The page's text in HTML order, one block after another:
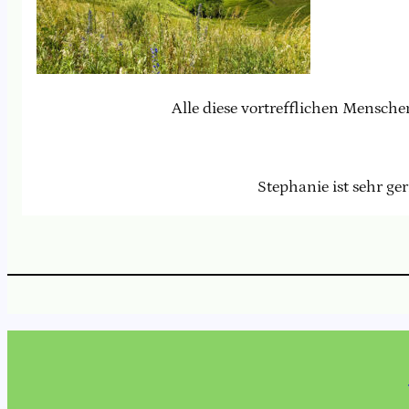
Alle diese vortrefflichen
Stephanie ist sehr